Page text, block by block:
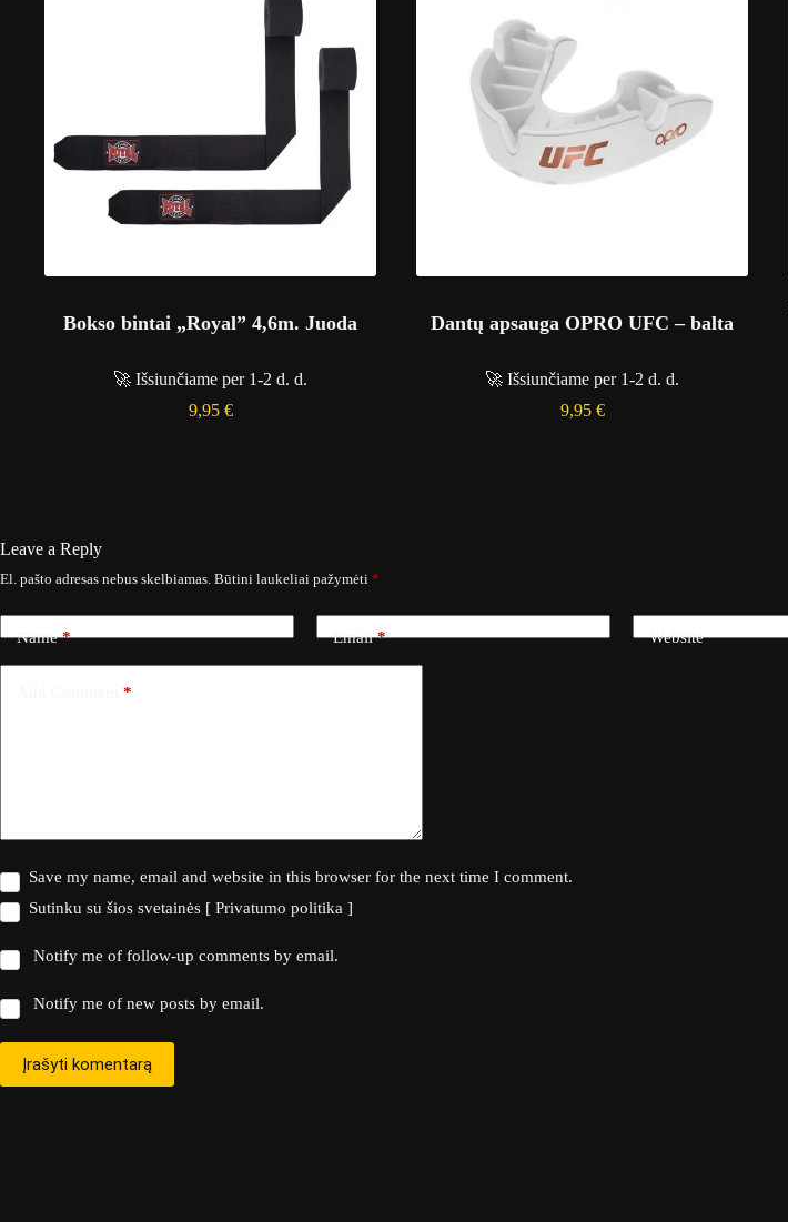
Bokso bintai „Royal” 4,6m. Juoda
🚀 Išsiunčiame per 1-2 d. d.
9,95 €
Dantų apsauga OPRO UFC – balta
🚀 Išsiunčiame per 1-2 d. d.
9,95 €
Leave a Reply
El. pašto adresas nebus skelbiamas. Būtini laukeliai pažymėti *
Name* Email* Website
*
Save my name, email and website in this browser for the next time I comment.
Sutinku su šios svetainės [ Privatumo politika ]
Notify me of follow-up comments by email.
Notify me of new posts by email.
Įrašyti komentarą